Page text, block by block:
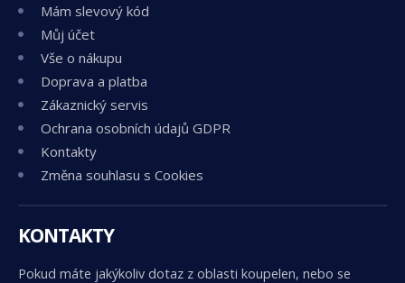
Mám slevový kód
Můj účet
Vše o nákupu
Doprava a platba
Zákaznický servis
Ochrana osobních údajů GDPR
Kontakty
Změna souhlasu s Cookies
KONTAKTY
Pokud máte jakýkoliv dotaz z oblasti koupelen, nebo se